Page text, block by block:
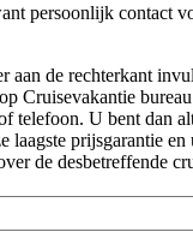
persoonlijk contact
aan de rechterkant
Cruisevakantie
telefoon. U bent dan
laagste prijsgarantie
de desbetreffende